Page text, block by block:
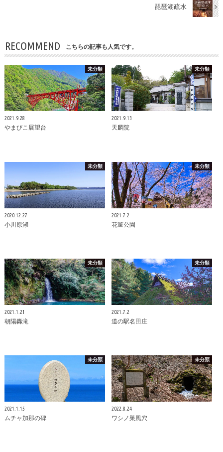
琵琶湖疏水
RECOMMEND こちらの記事も人気です。
未分類
2021.9.28
やまびこ展望台
未分類
2021.9.13
天麟院
未分類
2020.12.27
小川原湖
未分類
2021.7.2
花筐公園
未分類
2021.1.21
朝陽轟滝
未分類
2021.7.2
道の駅名田庄
未分類
2021.1.15
ムチャ加那の碑
未分類
2022.8.24
ワシノ巣風穴